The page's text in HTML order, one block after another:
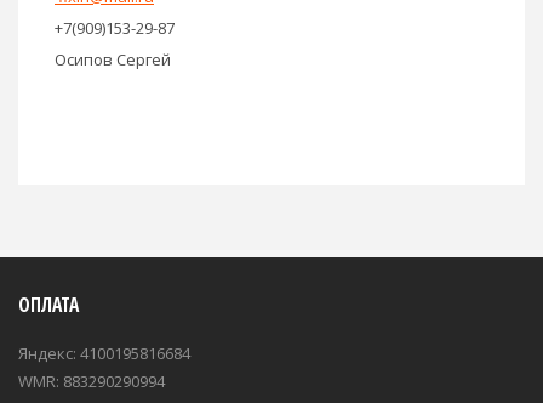
+7(909)153-29-87
Осипов Сергей
ОПЛАТА
Яндекс: 4100195816684
WMR: 883290290994